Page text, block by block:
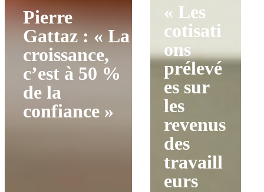
Pierre
Gattaz : « La
croissance,
c’est à 50 %
de la
confiance »
« Les
cotisati
ons
prélevé
es sur
les
revenus
des
travaill
eurs